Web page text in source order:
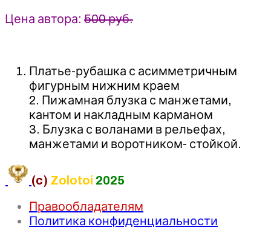
Цена автора: 500 руб.
Платье-рубашка с асимметричным
фигурным нижним краем
2. Пижамная блузка с манжетами,
кантом и накладным карманом
3. Блузка с воланами в рельефах,
манжетами и воротником- стойкой.
(c) Zolotoi 2025
Правообладателям
Политика конфиденциальности